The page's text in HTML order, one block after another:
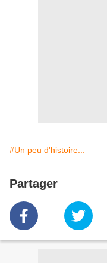
#Un peu d'histoire...
Partager